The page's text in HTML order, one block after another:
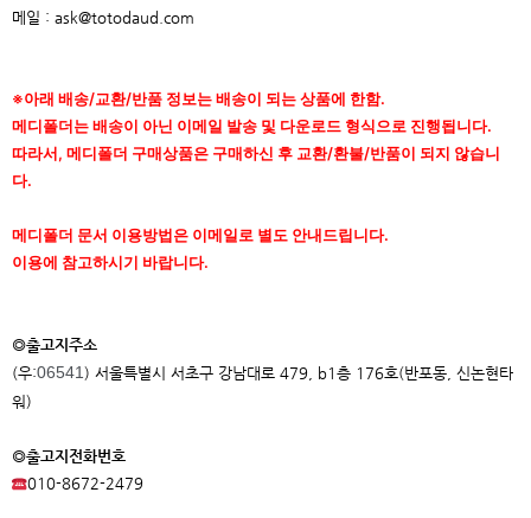
메일 : ask@totodaud.com
※아래 배송/교환/반품 정보는 배송이 되는 상품에 한함.
메디폴더는 배송이 아닌 이메일 발송 및 다운로드 형식으로 진행됩니다.
따라서, 메디폴더 구매상품은 구매하신 후 교환/환불/반품이 되지 않습니
다.
메디폴더 문서 이용방법은 이메일로 별도 안내드립니다.
이용에 참고하시기 바랍니다.
◎출고지주소
(우:06541 ) 서울특별시 서초구 강남대로 479, b1층 176호(반포동, 신논현타
워)
◎출고지전화번호
010-8672-2479